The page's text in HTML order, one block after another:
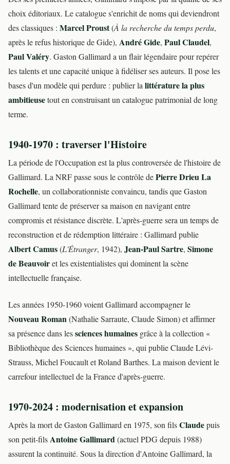
choix éditoriaux. Le catalogue s'enrichit de noms qui deviendront
des classiques : Marcel Proust(À la recherche du temps perdu,
après le refus historique de Gide), André Gide, Paul Claudel,
Paul Valéry. Gaston Gallimard a un flair légendaire pour repérer
les talents et une capacité unique à fidéliser ses auteurs. Il pose les
bases d'un modèle qui perdure : publier lalittérature la plus
ambitieusetout en construisant un catalogue patrimonial de long
terme.
1940-1970 : traverser l'Histoire
La période de l'Occupation est la plus controversée de l'histoire de
Gallimard. La NRF passe sous le contrôle dePierre Drieu La
Rochelle, un collaborationniste convaincu, tandis que Gaston
Gallimard tente de préserver sa maison en navigant entre
compromis et résistance discrète. L'après-guerre sera un temps de
reconstruction et de rédemption littéraire : Gallimard publie
Albert Camus(L'Étranger, 1942), Jean-Paul Sartre, Simone
de Beauvoiret les existentialistes qui dominent la scène
intellectuelle française.
Les années 1950-1960 voient Gallimard accompagner le
Nouveau Roman(Nathalie Sarraute, Claude Simon) et affirmer
sa présence dans lessciences humaines grâce à la collection «
Bibliothèque des Sciences humaines », qui publie Claude Lévi-
Strauss, Michel Foucault et Roland Barthes. La maison devient le
carrefour intellectuel de la France d'après-guerre.
1970-2024 : modernisation et expansion
Après la mort de Gaston Gallimard en 1975, son filsClaudepuis
son petit-filsAntoine Gallimard(actuel PDG depuis 1988)
assurent la continuité. Sous la direction d'Antoine Gallimard, la